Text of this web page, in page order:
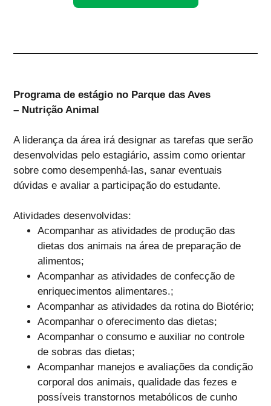
Programa de estágio no Parque das Aves
– Nutrição Animal
A liderança da área irá designar as tarefas que serão
desenvolvidas pelo estagiário, assim como orientar
sobre como desempenhá-las, sanar eventuais
dúvidas e avaliar a participação do estudante.
Atividades desenvolvidas:
Acompanhar as atividades de produção das
dietas dos animais na área de preparação de
alimentos;
Acompanhar as atividades de confecção de
enriquecimentos alimentares.;
Acompanhar as atividades da rotina do Biotério;
Acompanhar o oferecimento das dietas;
Acompanhar o consumo e auxiliar no controle
de sobras das dietas;
Acompanhar manejos e avaliações da condição
corporal dos animais, qualidade das fezes e
possíveis transtornos metabólicos de cunho